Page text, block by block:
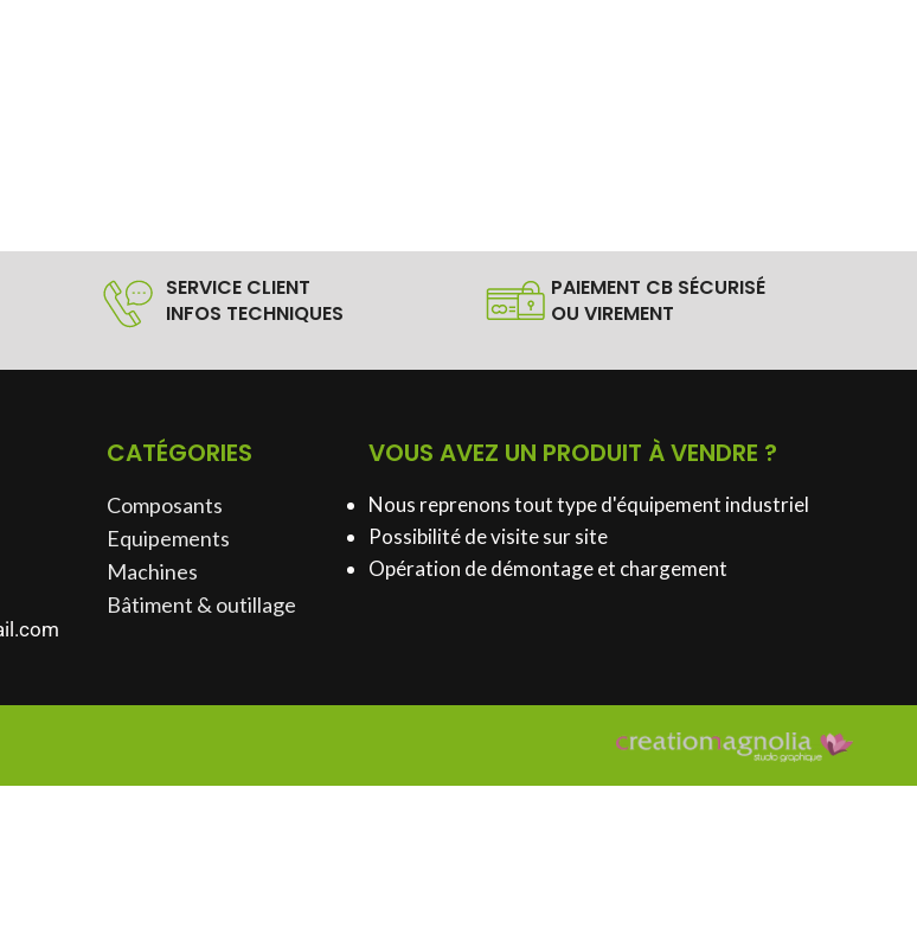
SERVICE CLIENT
INFOS TECHNIQUES
PAIEMENT CB SÉCURISÉ
OU VIREMENT
CATÉGORIES
Composants
Equipements
Machines
Bâtiment & outillage​
VOUS AVEZ UN PRODUIT À VENDRE ?
Nous reprenons tout type d'équipement industriel
Possibilité de visite sur site
Opération de démontage et chargement